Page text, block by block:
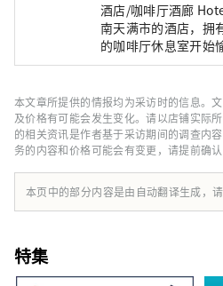
酒店/咖啡厅酒廊
南天满市的酒店，拥
的咖啡厅休息室开始愉快的
6940-0882
本文章所提供的情报均为采访时的信息。
及价格有可能会发生变化。请以店铺实际
的相关资讯是作者基于采访期间的调查内
务的内容和价格可能会有变更，请提前确
本页中的部分内容是由自动翻译生成，请
特集